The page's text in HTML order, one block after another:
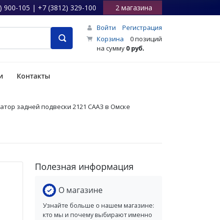
900-105 | +7 (3812) 329-100 2 магазина
Войти
Регистрация
Корзина
0 позиций
на сумму0 руб.
Контакты
задней подвески 2121 СААЗ в Омске
Полезная информация
О магазине
Узнайте больше о нашем магазине:
кто мы и почему выбирают именно